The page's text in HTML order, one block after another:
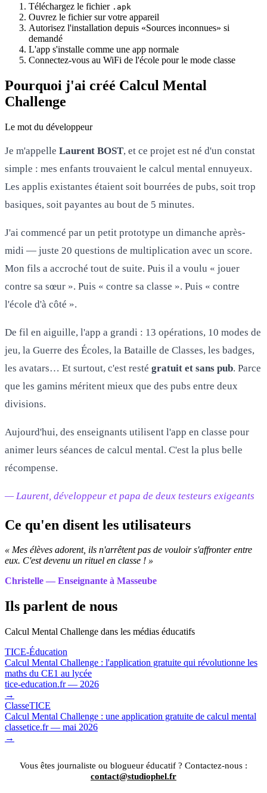
Téléchargez le fichier .apk
Ouvrez le fichier sur votre appareil
Autorisez l'installation depuis «Sources inconnues» si
demandé
L'app s'installe comme une app normale
Connectez-vous au WiFi de l'école pour le mode classe
Pourquoi j'ai créé Calcul Mental
Challenge
Le mot du développeur
Je m'appelle Laurent BOST, et ce projet est né d'un constat
simple : mes enfants trouvaient le calcul mental ennuyeux.
Les applis existantes étaient soit bourrées de pubs, soit trop
basiques, soit payantes au bout de 5 minutes.
J'ai commencé par un petit prototype un dimanche après-
midi — juste 20 questions de multiplication avec un score.
Mon fils a accroché tout de suite. Puis il a voulu « jouer
contre sa sœur ». Puis « contre sa classe ». Puis « contre
l'école d'à côté ».
De fil en aiguille, l'app a grandi : 13 opérations, 10 modes de
jeu, la Guerre des Écoles, la Bataille de Classes, les badges,
les avatars… Et surtout, c'est resté gratuit et sans pub. Parce
que les gamins méritent mieux que des pubs entre deux
divisions.
Aujourd'hui, des enseignants utilisent l'app en classe pour
animer leurs séances de calcul mental. C'est la plus belle
récompense.
— Laurent, développeur et papa de deux testeurs exigeants
Ce qu'en disent les utilisateurs
« Mes élèves adorent, ils n'arrêtent pas de vouloir s'affronter entre
eux. C'est devenu un rituel en classe ! »
Christelle — Enseignante à Masseube
Ils parlent de nous
Calcul Mental Challenge dans les médias éducatifs
TICE-Éducation
Calcul Mental Challenge : l'application gratuite qui révolutionne les
maths du CE1 au lycée
tice-education.fr — 2026
→
ClasseTICE
Calcul Mental Challenge : une application gratuite de calcul mental
classetice.fr — mai 2026
→
Vous êtes journaliste ou blogueur éducatif ? Contactez-nous :
contact@studiophel.fr